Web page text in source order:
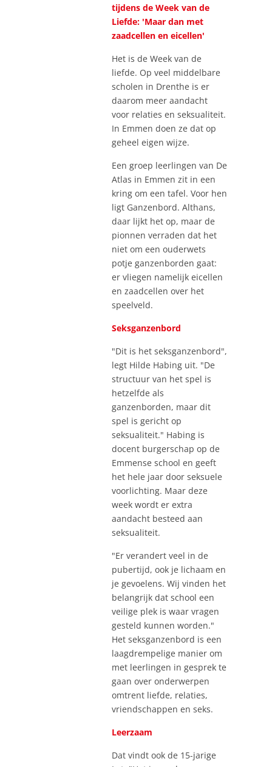
tijdens de Week van de
Liefde: 'Maar dan met
zaadcellen en eicellen'
Het is de Week van de
liefde. Op veel middelbare
scholen in Drenthe is er
daarom meer aandacht
voor relaties en seksualiteit.
In Emmen doen ze dat op
geheel eigen wijze.
Een groep leerlingen van De
Atlas in Emmen zit in een
kring om een tafel. Voor hen
ligt Ganzenbord. Althans,
daar lijkt het op, maar de
pionnen verraden dat het
niet om een ouderwets
potje ganzenborden gaat:
er vliegen namelijk eicellen
en zaadcellen over het
speelveld.
Seksganzenbord
"Dit is het seksganzenbord",
legt Hilde Habing uit. "De
structuur van het spel is
hetzelfde als
ganzenborden, maar dit
spel is gericht op
seksualiteit." Habing is
docent burgerschap op de
Emmense school en geeft
het hele jaar door seksuele
voorlichting. Maar deze
week wordt er extra
aandacht besteed aan
seksualiteit.
"Er verandert veel in de
pubertijd, ook je lichaam en
je gevoelens. Wij vinden het
belangrijk dat school een
veilige plek is waar vragen
gesteld kunnen worden."
Het seksganzenbord is een
laagdrempelige manier om
met leerlingen in gesprek te
gaan over onderwerpen
omtrent liefde, relaties,
vriendschappen en seks.
Leerzaam
Dat vindt ook de 15-jarige